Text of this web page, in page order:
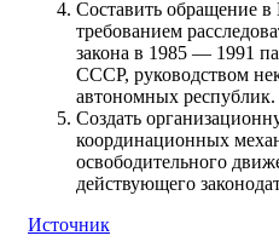
Составить обращение
требованием
закона в 1985 — 1991
СССР, руководством
автономных республик.
Создать
координационных
освободительного
действующего
Источник